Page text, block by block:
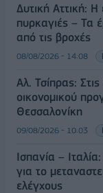
Δυτική Αττική:
πυρκαγιές – Τα
από τις βροχές
08/08/2026 - 14:08
Αλ. Τσίπρας:
οικονομικού
Θεσσαλονίκη
09/08/2026 - 10:03
Ισπανία –
για το
ελέγχους